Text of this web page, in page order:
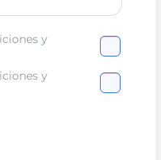
y
y